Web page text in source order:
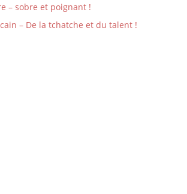
– sobre et poignant !
– De la tchatche et du talent !